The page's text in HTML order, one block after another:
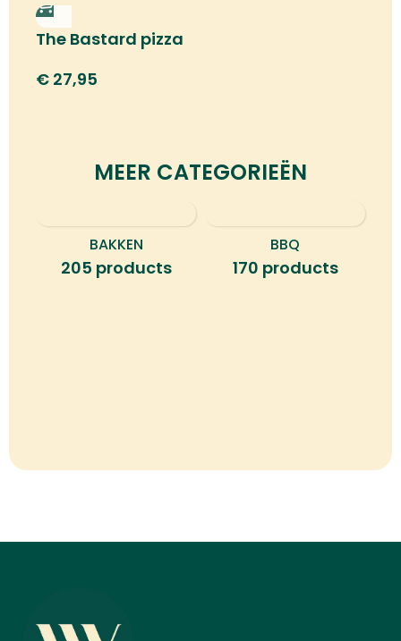
The Bastard pizza
€ 27,95
MEER CATEGORIEËN
BAKKEN
205 products
BBQ
170 products